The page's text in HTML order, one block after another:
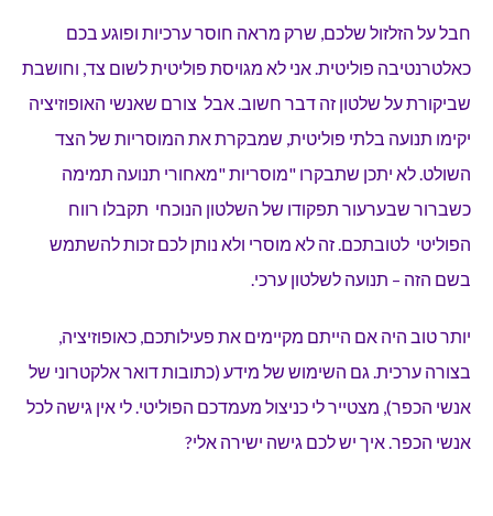
חבל על הזלזול שלכם, שרק מראה חוסר ערכיות ופוגע בכם
כאלטרנטיבה פוליטית. אני לא מגויסת פוליטית לשום צד, וחושבת
שביקורת על שלטון זה דבר חשוב. אבל צורם שאנשי האופוזיציה
יקימו תנועה בלתי פוליטית, שמבקרת את המוסריות של הצד
השולט. לא יתכן שתבקרו "מוסריות "מאחורי תנועה תמימה
כשברור שבערעור תפקודו של השלטון הנוכחי תקבלו רווח
הפוליטי לטובתכם. זה לא מוסרי ולא נותן לכם זכות להשתמש
בשם הזה – תנועה לשלטון ערכי.
יותר טוב היה אם הייתם מקיימים את פעילותכם, כאופוזיציה,
בצורה ערכית. גם השימוש של מידע (כתובות דואר אלקטרוני של
אנשי הכפר), מצטייר לי כניצול מעמדכם הפוליטי. לי אין גישה לכל
אנשי הכפר. איך יש לכם גישה ישירה אלי?